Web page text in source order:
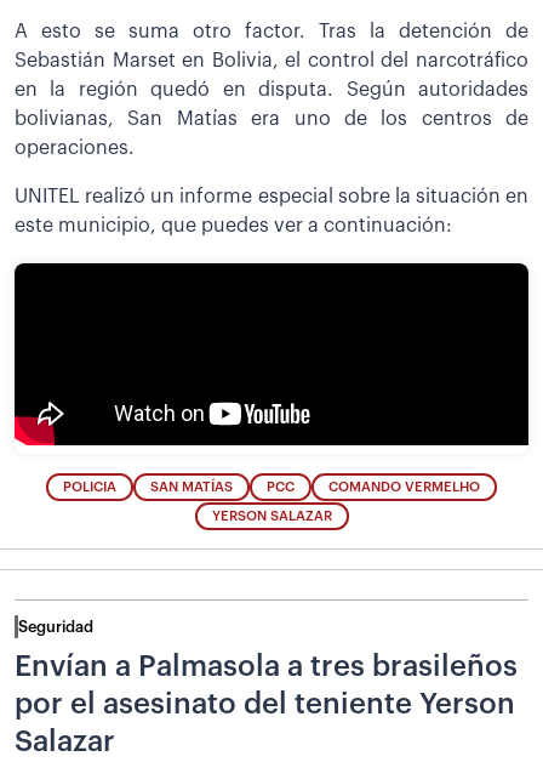
A esto se suma otro factor. Tras la detención de
Sebastián Marset en Bolivia, el control del narcotráfico
en la región quedó en disputa. Según autoridades
bolivianas, San Matías era uno de los centros de
operaciones.
UNITEL realizó un informe especial sobre la situación en
este municipio, que puedes ver a continuación:
POLICIA SAN MATÍAS PCC COMANDO VERMELHO
YERSON SALAZAR
Seguridad
Envían a Palmasola a tres brasileños
por el asesinato del teniente Yerson
Salazar